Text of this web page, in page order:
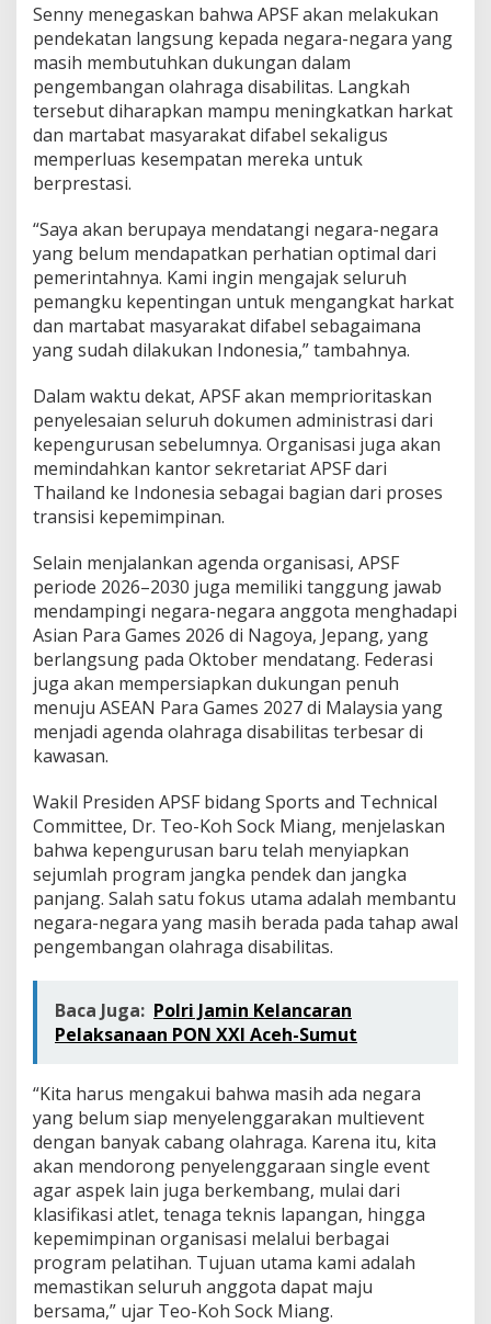
Senny menegaskan bahwa APSF akan melakukan
pendekatan langsung kepada negara-negara yang
masih membutuhkan dukungan dalam
pengembangan olahraga disabilitas. Langkah
tersebut diharapkan mampu meningkatkan harkat
dan martabat masyarakat difabel sekaligus
memperluas kesempatan mereka untuk
berprestasi.
“Saya akan berupaya mendatangi negara-negara
yang belum mendapatkan perhatian optimal dari
pemerintahnya. Kami ingin mengajak seluruh
pemangku kepentingan untuk mengangkat harkat
dan martabat masyarakat difabel sebagaimana
yang sudah dilakukan Indonesia,” tambahnya.
Dalam waktu dekat, APSF akan memprioritaskan
penyelesaian seluruh dokumen administrasi dari
kepengurusan sebelumnya. Organisasi juga akan
memindahkan kantor sekretariat APSF dari
Thailand ke Indonesia sebagai bagian dari proses
transisi kepemimpinan.
Selain menjalankan agenda organisasi, APSF
periode 2026–2030 juga memiliki tanggung jawab
mendampingi negara-negara anggota menghadapi
Asian Para Games 2026 di Nagoya, Jepang, yang
berlangsung pada Oktober mendatang. Federasi
juga akan mempersiapkan dukungan penuh
menuju ASEAN Para Games 2027 di Malaysia yang
menjadi agenda olahraga disabilitas terbesar di
kawasan.
Wakil Presiden APSF bidang Sports and Technical
Committee, Dr. Teo-Koh Sock Miang, menjelaskan
bahwa kepengurusan baru telah menyiapkan
sejumlah program jangka pendek dan jangka
panjang. Salah satu fokus utama adalah membantu
negara-negara yang masih berada pada tahap awal
pengembangan olahraga disabilitas.
Baca Juga: Polri Jamin Kelancaran
Pelaksanaan PON XXI Aceh-Sumut
“Kita harus mengakui bahwa masih ada negara
yang belum siap menyelenggarakan multievent
dengan banyak cabang olahraga. Karena itu, kita
akan mendorong penyelenggaraan single event
agar aspek lain juga berkembang, mulai dari
klasifikasi atlet, tenaga teknis lapangan, hingga
kepemimpinan organisasi melalui berbagai
program pelatihan. Tujuan utama kami adalah
memastikan seluruh anggota dapat maju
bersama,” ujar Teo-Koh Sock Miang.